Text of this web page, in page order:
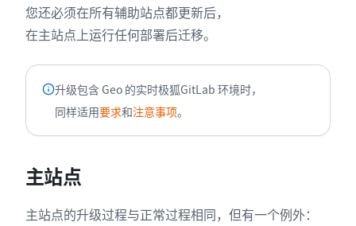
您还必须在所有辅助站点都更新后，
在主站点上运行任何部署后迁移。
升级包含 Geo 的实时极狐GitLab 环境时，
同样适用要求和注意事项。
主站点
主站点的升级过程与正常过程相同，但有一个例外：